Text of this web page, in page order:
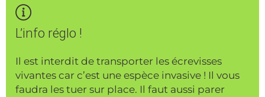
L’info réglo !
Il est interdit de transporter les écrevisses
vivantes car c’est une espèce invasive ! Il vous
faudra les tuer sur place. Il faut aussi parer